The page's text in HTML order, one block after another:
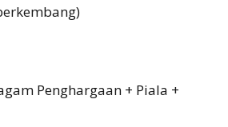
Penghargaan + Piala +